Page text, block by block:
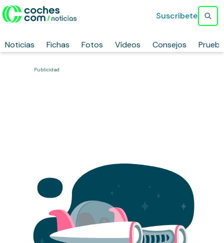
Noticias Fichas Fotos Vídeos Consejos
Suscríbete
Publicidad